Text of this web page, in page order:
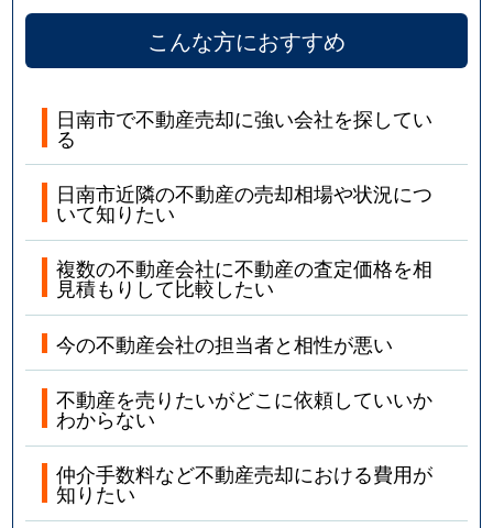
こんな方におすすめ
日南市で不動産売却に強い会社を探してい
る
日南市近隣の不動産の売却相場や状況につ
いて知りたい
複数の不動産会社に不動産の査定価格を相
見積もりして比較したい
今の不動産会社の担当者と相性が悪い
不動産を売りたいがどこに依頼していいか
わからない
仲介手数料など不動産売却における費用が
知りたい